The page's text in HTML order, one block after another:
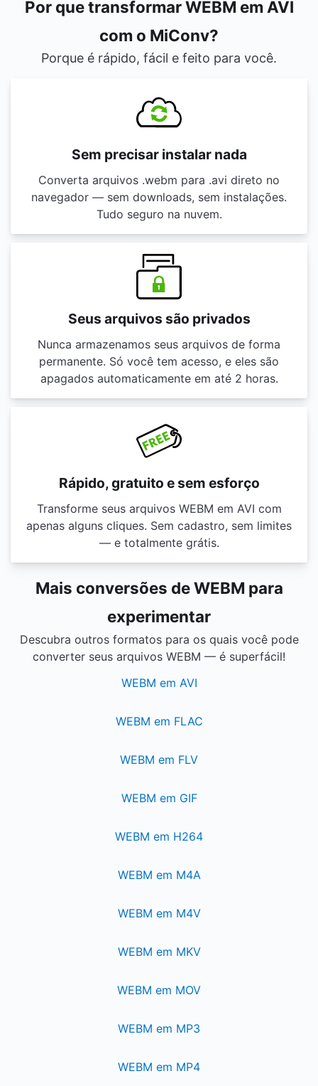
Por que transformar WEBM em AVI
com o MiConv?
Porque é rápido, fácil e feito para você.
Sem precisar instalar nada
Converta arquivos .webm para .avi direto no
navegador — sem downloads, sem instalações.
Tudo seguro na nuvem.
Seus arquivos são privados
Nunca armazenamos seus arquivos de forma
permanente. Só você tem acesso, e eles são
apagados automaticamente em até 2 horas.
Rápido, gratuito e sem esforço
Transforme seus arquivos WEBM em AVI com
apenas alguns cliques. Sem cadastro, sem limites
— e totalmente grátis.
Mais conversões de WEBM para
experimentar
Descubra outros formatos para os quais você pode
converter seus arquivos WEBM — é superfácil!
WEBM em AVI
WEBM em FLAC
WEBM em FLV
WEBM em GIF
WEBM em H264
WEBM em M4A
WEBM em M4V
WEBM em MKV
WEBM em MOV
WEBM em MP3
WEBM em MP4